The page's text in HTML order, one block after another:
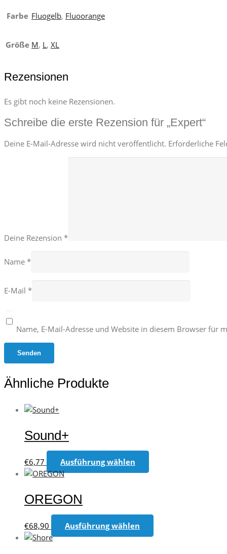
Farbe Fluogelb, Fluoorange
Größe M, L, XL
Rezensionen
Es gibt noch keine Rezensionen.
Schreibe die erste Rezension für „Expert“
Deine E-Mail-Adresse wird nicht veröffentlicht. Erforderliche
Deine Rezension *
Name *
E-Mail *
Name, E-Mail-Adresse und Website in diesem Browser für
Ähnliche Produkte
Sound+
€6,77 Ausführung wählen
Produkt
auf.
OREGON
€68,90 Ausführung wählen
Produkt